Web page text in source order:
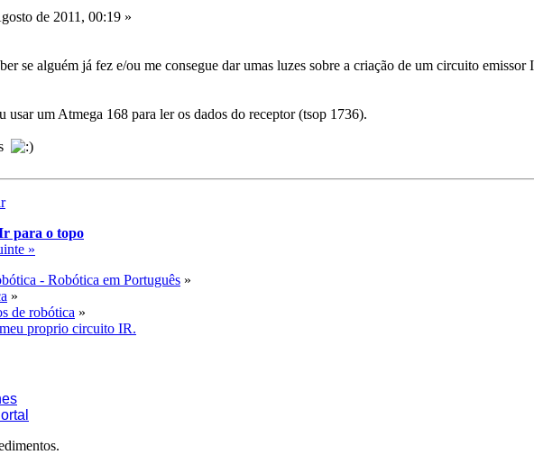
de 2011, 00:19 »
se alguém já fez e/ou me consegue dar umas luzes sobre a criação de um circuito
usar um Atmega 168 para ler os dados do receptor (tsop 1736).
para o topo
»
- Robótica em Português »
»
de robótica »
proprio circuito IR.